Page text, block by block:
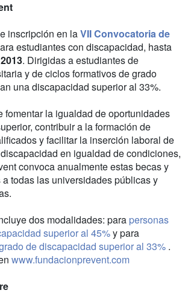
inscripción en laVII Convocatoria de
estudiantes con discapacidad, hasta
. Dirigidas a estudiantes de
y de ciclos formativos de grado
una discapacidad superior al 33%.
fomentar la igualdad de oportunidades
contribuir a la formación de
y facilitar la inserción laboral de
en igualdad de condiciones,
convoca anualmente estas becas y
todas las universidades públicas y
dos modalidades: para personas
superior al 45%y para
de discapacidad superior al 33% .
www.fundacionprevent.com